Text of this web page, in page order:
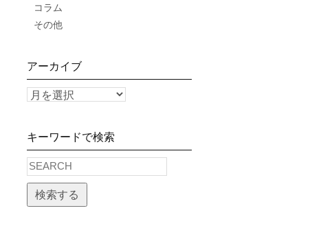
コラム
その他
アーカイブ
キーワードで検索
検索する